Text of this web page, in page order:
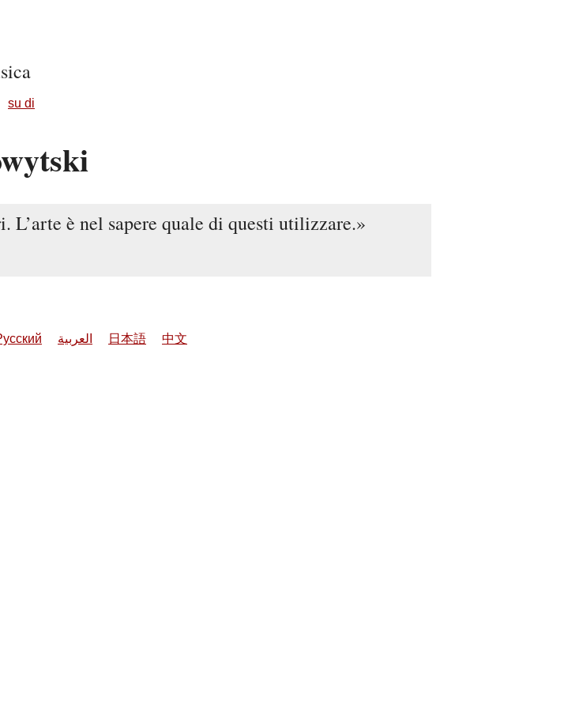
su di
è nel sapere quale di questi utilizzare.
العربية 日本語 中文